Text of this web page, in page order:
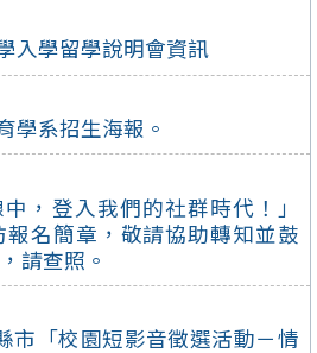
入學留學說明會資訊
學系招生海報。
，登入我們的社群時代！」
名簡章，敬請協助轉知並鼓
請查照。
市「校園短影音徵選活動－情